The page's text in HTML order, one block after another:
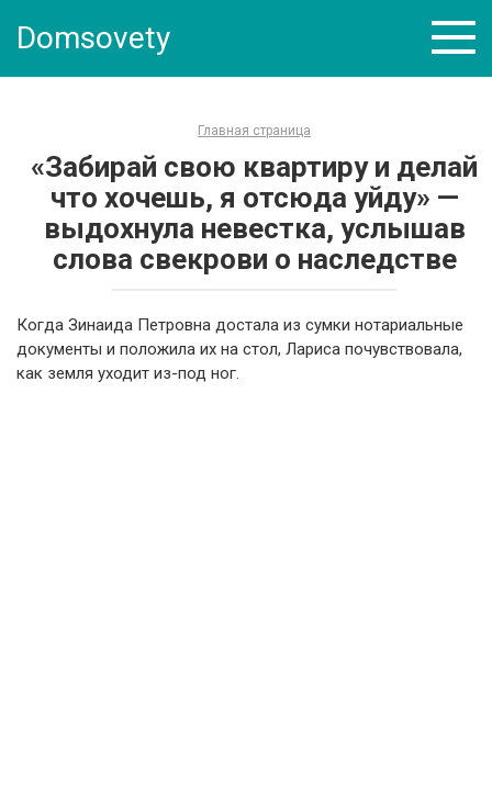
Domsovety
Главная страница
«Забирай свою квартиру и делай
что хочешь, я отсюда уйду» —
выдохнула невестка, услышав
слова свекрови о наследстве
Когда Зинаида Петровна достала из сумки нотариальные
документы и положила их на стол, Лариса почувствовала,
как земля уходит из-под ног.